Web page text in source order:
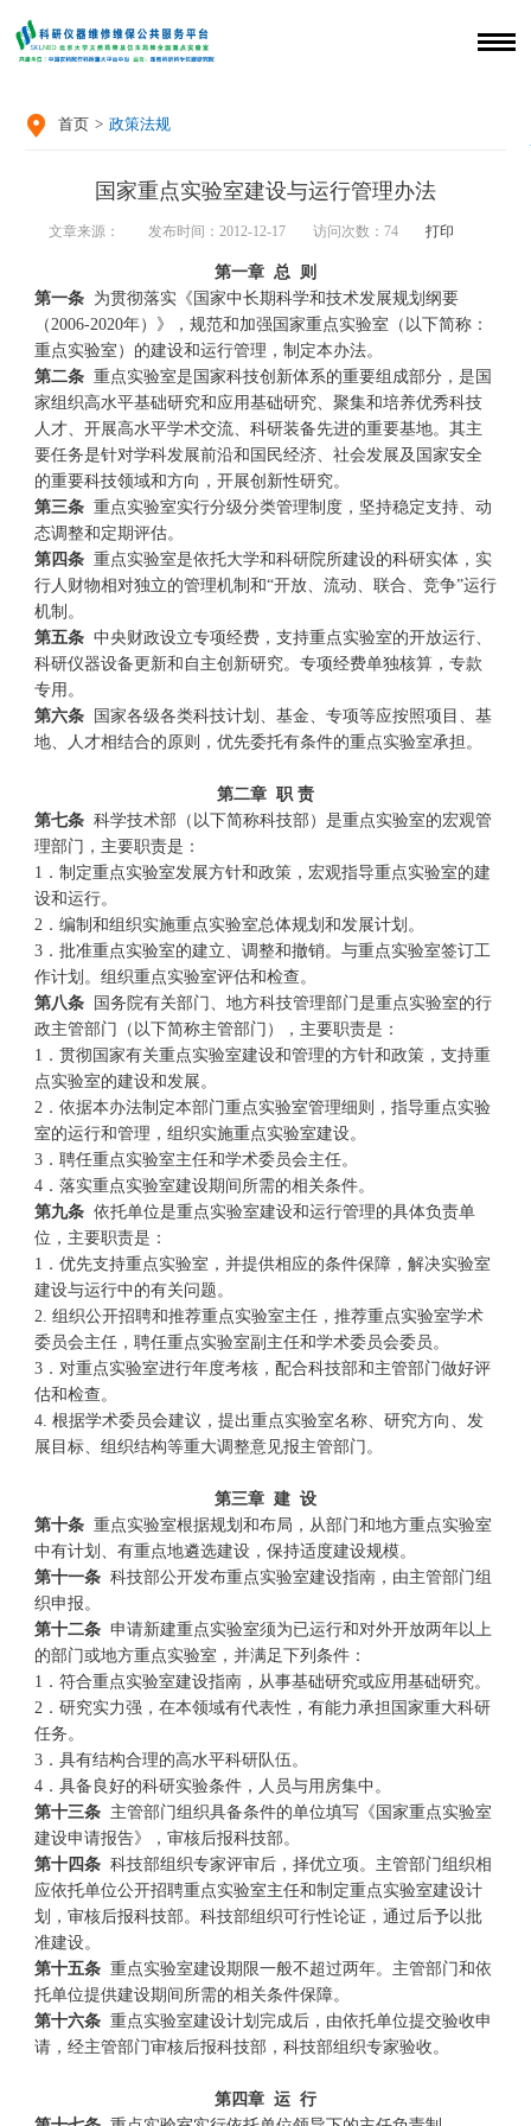
 首页 > 政策法规
国家重点实验室建设与运行管理办法
文章来源： 发布时间：2012-12-17 访问次数： 74 打印
第一章 总
则
第一条为贯彻落实《国家中长期科学和技术发展规划纲要
（2006-2020年）》，规范和加强国家重点实验室（以下简称：
重点实验室）的建设和运行管理，制定本办法。
第二条重点实验室是国家科技创新体系的重要组成部分，是国
家组织高水平基础研究和应用基础研究、聚集和培养优秀科技
人才、开展高水平学术交流、科研装备先进的重要基地。其主
要任务是针对学科发展前沿和国民经济、社会发展及国家安全
的重要科技领域和方向，开展创新性研究。
第三条重点实验室实行分级分类管理制度，坚持稳定支持、动
态调整和定期评估。
第四条重点实验室是依托大学和科研院所建设的科研实体，实
行人财物相对独立的管理机制和“开放、流动、联合、竞争”运行
机制。
第五条中央财政设立专项经费，支持重点实验室的开放运行、
科研仪器设备更新和自主创新研究。专项经费单独核算，专款
专用。
第六条国家各级各类科技计划、基金、专项等应按照项目、基
地、人才相结合的原则，优先委托有条件的重点实验室承担。
第二章 职 责
第七条科学技术部（以下简称科技部）是重点实验室的宏观管
理部门，主要职责是：
1．制定重点实验室发展方针和政策，宏观指导重点实验室的建
设和运行。
2．编制和组织实施重点实验室总体规划和发展计划。
3．批准重点实验室的建立、调整和撤销。与重点实验室签订工
作计划。组织重点实验室评估和检查。
第八条国务院有关部门、地方科技管理部门是重点实验室的行
政主管部门（以下简称主管部门），主要职责是：
1．贯彻国家有关重点实验室建设和管理的方针和政策，支持重
点实验室的建设和发展。
2．依据本办法制定本部门重点实验室管理细则，指导重点实验
室的运行和管理，组织实施重点实验室建设。
3．聘任重点实验室主任和学术委员会主任。
4．落实重点实验室建设期间所需的相关条件。
第九条依托单位是重点实验室建设和运行管理的具体负责单
位，主要职责是：
1．优先支持重点实验室，并提供相应的条件保障，解决实验室
建设与运行中的有关问题。
2. 组织公开招聘和推荐重点实验室主任，推荐重点实验室学术
委员会主任，聘任重点实验室副主任和学术委员会委员。
3．对重点实验室进行年度考核，配合科技部和主管部门做好评
估和检查。
4. 根据学术委员会建议，提出重点实验室名称、研究方向、发
展目标、组织结构等重大调整意见报主管部门。
第三章 建 设
第十条重点实验室根据规划和布局，从部门和地方重点实验室
中有计划、有重点地遴选建设，保持适度建设规模。
第十一条科技部公开发布重点实验室建设指南，由主管部门组
织申报。
第十二条申请新建重点实验室须为已运行和对外开放两年以上
的部门或地方重点实验室，并满足下列条件：
1．符合重点实验室建设指南，从事基础研究或应用基础研究。
2．研究实力强，在本领域有代表性，有能力承担国家重大科研
任务。
3．具有结构合理的高水平科研队伍。
4．具备良好的科研实验条件，人员与用房集中。
第十三条主管部门组织具备条件的单位填写《国家重点实验室
建设申请报告》，审核后报科技部。
第十四条科技部组织专家评审后，择优立项。主管部门组织相
应依托单位公开招聘重点实验室主任和制定重点实验室建设计
划，审核后报科技部。科技部组织可行性论证，通过后予以批
准建设。
第十五条重点实验室建设期限一般不超过两年。主管部门和依
托单位提供建设期间所需的相关条件保障。
第十六条重点实验室建设计划完成后，由依托单位提交验收申
请，经主管部门审核后报科技部，科技部组织专家验收。
第四章 运 行